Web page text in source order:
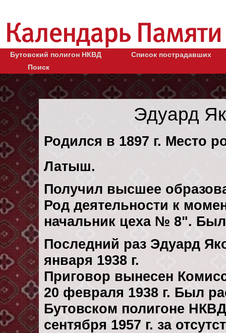
Бутовский полигон НКВД
Список пострадавших
Поиск
Эдуард
Родился в 1897 г. Место
Латыш.
Получил высшее
Род деятельности к
начальник цеха № 8".
Последний раз Эдуард
января 1938 г.
Приговор вынесен
20 февраля 1938 г. Был
Бутовском полигоне
сентября 1957 г. за